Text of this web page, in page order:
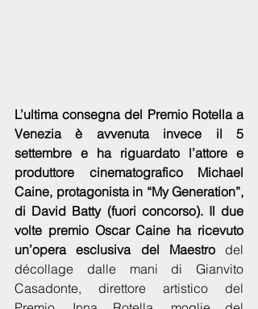
L’ultima consegna del Premio Rotella a
Venezia è avvenuta invece il 5
settembre e ha riguardato l’attore e
produttore cinematografico Michael
Caine, protagonista in “My Generation”,
di David Batty (fuori concorso). Il due
volte premio Oscar Caine ha ricevuto
un’opera esclusiva del Maestro del
décollage dalle mani di Gianvito
Casadonte, direttore artistico del